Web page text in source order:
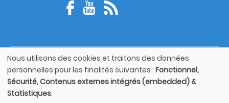
© Copyright 2026
Footer
bottom
Mentions légales
Utilisation
des
données
personnelles
Nous utilisons des cookies et traitons des données
personnelles pour les finalités suivantes : Fonctionnel,
Sécurité, Contenus externes intégrés (embedded) &
Statistiques.